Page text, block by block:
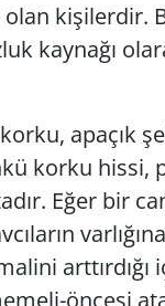
kişilerdir.
kaynağı
apaçık
korku hissi,
Eğer bir
arttırdığı